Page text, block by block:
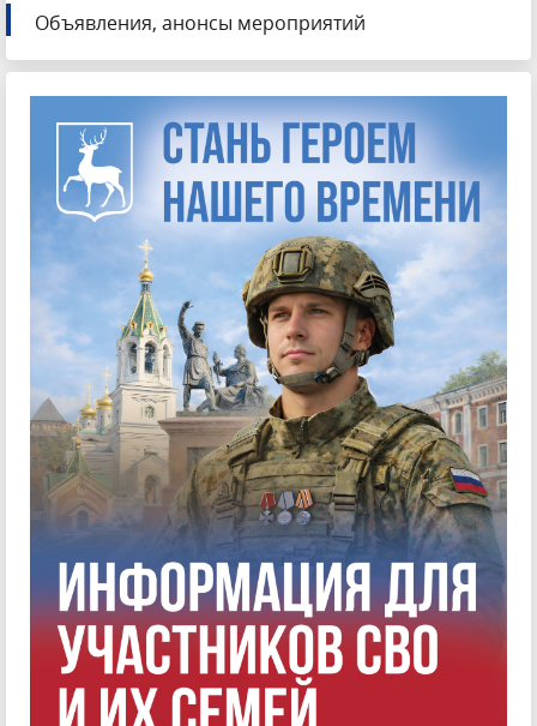
Объявления, анонсы мероприятий